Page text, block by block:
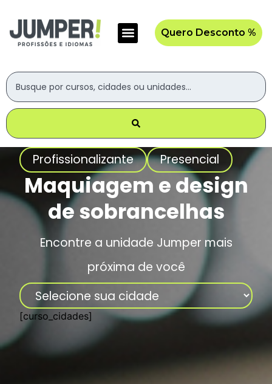
Quero Desconto %
Profissionalizante Presencial
Maquiagem e design
de sobrancelhas
Encontre a unidade Jumper mais
próxima de você
[curso_cidades]